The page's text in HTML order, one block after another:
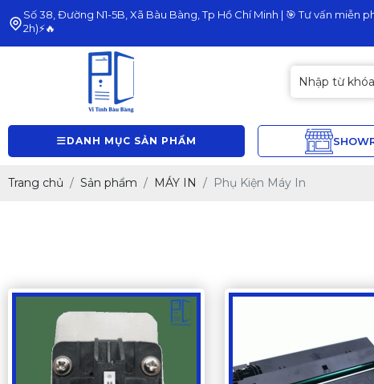
Số 38, Đường N1-5B, Xã Bàu Bàng, Tp Hồ Chí Minh | 🎯 Tư vấn miễn
2h)⚡🔥
DANH MỤC SẢN PHẨM
Trang chủ Sản phẩm MÁY IN Phụ Kiện Máy In